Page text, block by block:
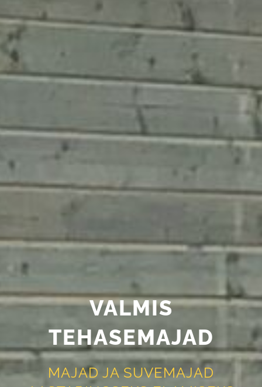
VALMIS
TEHASEMAJAD
MAJAD JA SUVEMAJAD